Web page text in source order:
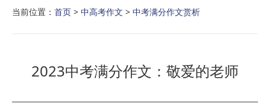
当前位置： 首页 > 中高考作文 > 中考满分作文赏析
2023中考满分作文：敬爱的老师